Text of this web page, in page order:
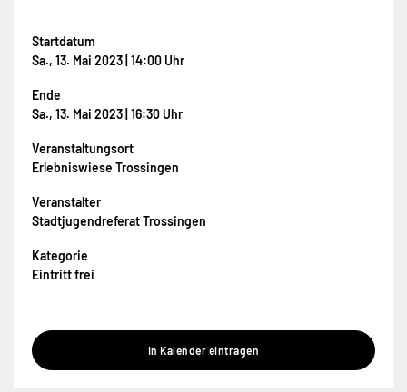
Startdatum
Sa., 13. Mai 2023 | 14:00 Uhr
Ende
Sa., 13. Mai 2023 | 16:30 Uhr
Veranstaltungsort
Erlebniswiese Trossingen
Veranstalter
Stadtjugendreferat Trossingen
Kategorie
Eintritt frei
In Kalender eintragen